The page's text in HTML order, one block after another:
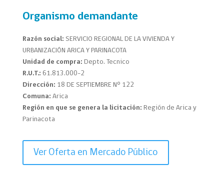
Organismo demandante
Razón social: SERVICIO REGIONAL DE LA VIVIENDA Y
URBANIZACIÓN ARICA Y PARINACOTA
Unidad de compra: Depto. Tecnico
R.U.T.: 61.813.000-2
Dirección: 18 DE SEPTIEMBRE Nº 122
Comuna: Arica
Región en que se genera la licitación: Región de Arica y
Parinacota
Ver Oferta en Mercado Público